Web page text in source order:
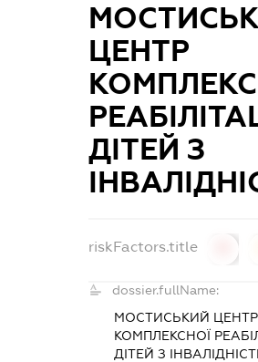
ЦЕНТР
ДІТЕЙ З
riskFactors.title
dossier.fullName:
МОСТИСЬКИЙ ЦЕНТР
КОМПЛЕКСНОЇ
ДІТЕЙ З